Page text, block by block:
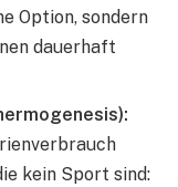
Option, sondern
dauerhaft
kein Sport sind: